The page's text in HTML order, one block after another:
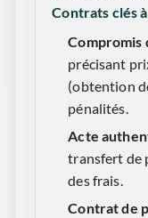
Contrats clés
Compromis
précisant
(obtention
pénalités.
Acte
transfert de
des frais.
Contrat de